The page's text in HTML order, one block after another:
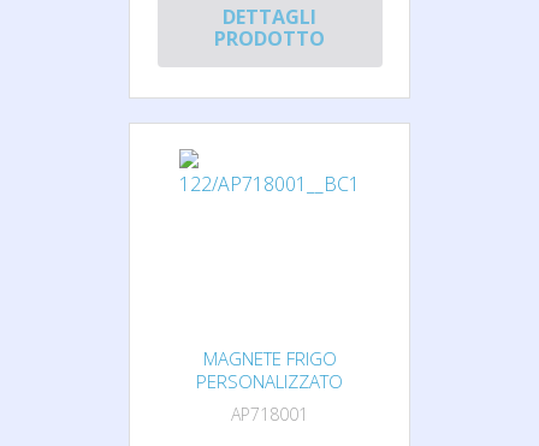
DETTAGLI
PRODOTTO
MAGNETE FRIGO
PERSONALIZZATO
AP718001